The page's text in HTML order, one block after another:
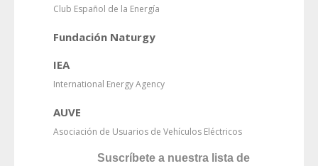
Club Español de la Energía
Fundación Naturgy
IEA
International Energy Agency
AUVE
Asociación de Usuarios de Vehículos Eléctricos
Suscríbete a nuestra lista de